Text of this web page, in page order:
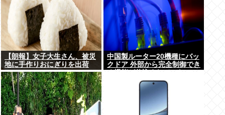
【朗報】女子大生さん、被災
地に手作りおにぎりを出荷
中国製ルーター20機種にバッ
クドア 外部から完全制御でき